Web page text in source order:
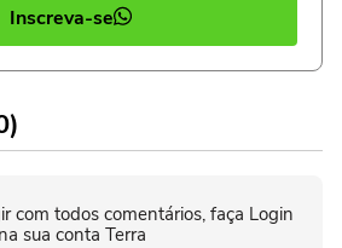
Inscreva-se
com todos comentários, faça Login
na sua conta Terra